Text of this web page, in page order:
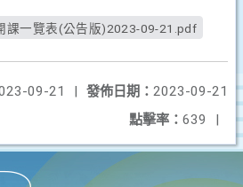
課一覽表(公告版)2023-09-21.pdf
發佈日期： 2023-09-21
09-21
|
點擊率： 639 |